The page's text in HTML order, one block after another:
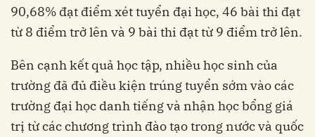
90,68% đạt điểm xét tuyển đại học, 46 bài thi đạt
từ 8 điểm trở lên và 9 bài thi đạt từ 9 điểm trở lên.
Bên cạnh kết quả học tập, nhiều học sinh của
trường đã đủ điều kiện trúng tuyển sớm vào các
trường đại học danh tiếng và nhận học bổng giá
trị từ các chương trình đào tạo trong nước và quốc